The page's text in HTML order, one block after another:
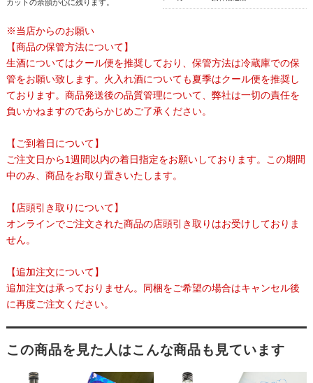
カットの余韻が心に残ります。
※当店からのお願い
【商品の保管方法について】
生酒についてはクール便を推奨しており、保管方法は冷蔵庫での保
管をお願い致します。火入れ酒についても夏季はクール便を推奨し
ております。商品発送後の品質管理について、弊社は一切の責任を
負いかねますのであらかじめご了承ください。
【ご到着日について】
ご注文日から1週間以内の着日指定をお願いしております。この期間
中のみ、商品をお取り置きいたします。
【店頭引き取りについて】
オンラインでご注文された商品の店頭引き取りはお受けしておりま
せん。
【追加注文について】
追加注文は承っておりません。同梱をご希望の場合はキャンセル後
に再度ご注文ください。
この商品を見た人はこんな商品も見ています